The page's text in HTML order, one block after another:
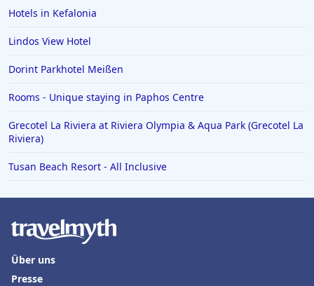
Hotels in Paguera
Hotels in Achen See
Hotels in Marburg Biedenkopf
Hotels in Ischgl
Hotels in Cochem
Hotels in Kefalonia
Lindos View Hotel
Dorint Parkhotel Meißen
Rooms - Unique staying in Paphos Centre
Grecotel La Riviera at Riviera Olympia & Aqua Park (Grecotel La
Riviera)
Tusan Beach Resort - All Inclusive
Über uns
Presse